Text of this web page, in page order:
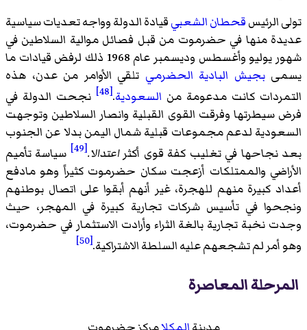
تولى الرئيسقحطان الشعبيقيادة الدولة وواجه تعديات سياسية
عديدة منها في حضرموت من قبل فصائل موالية السلاطين في
شهور يوليو وأغسطس وديسمبر عام 1968 ذلك لرفض قيادات ما
يسمىبجيش البادية الحضرمي تلقي الأوامر من عدن، هذه
التمردات كانت مدعومة من السعودية.
[48]
نجحت الدولة في
فرض سيطرتها وفرقت القوى القبلية وانصار السلاطين وتوجهت
السعودية لدعم مجموعات قبلية شمال اليمن بدلا عن الجنوب
بعد نجاحها في تغليب كفة قوى أكثراعتدالا.[49]
سياسة تأميم
الأراضي والممتلكات أزعجت سكان حضرموت كثيراً وهو مادفع
أعداد كبيرة منهم للهجرة، غير أنهم أبقوا على اتصال بوطنهم
ونجحوا في تأسيس شركات تجارية كبيرة في المهجر، حيث
وجدت نخبة تجارية بالغة الثراء وأرادت الاستثمار في حضرموت،
وهو أمر لم تشجعهم عليه السلطة الاشتراكية.[50]
المرحلة المعاصرة